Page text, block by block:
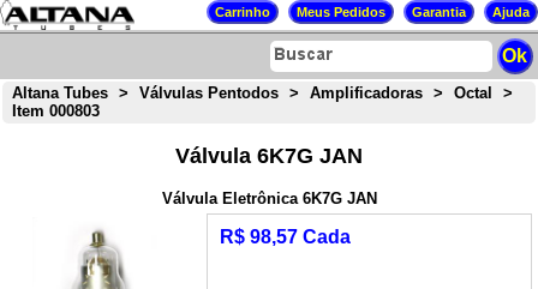
Altana Tubes > Válvulas Pentodos > Amplificadoras > Octal
>
Item 000803
Válvula 6K7G JAN
Válvula Eletrônica 6K7G JAN
R$ 98,57 Cada